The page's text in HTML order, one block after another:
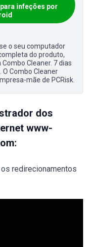
para infeções por
o seu computador
do produto,
Cleaner. 7 dias
Combo Cleaner
mãe de PCRisk.
dos
www-
redirecionamentos